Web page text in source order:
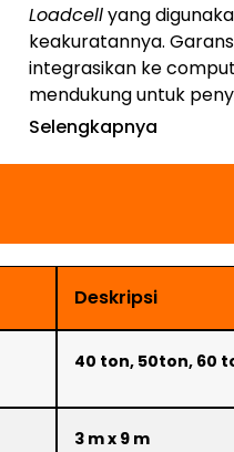
Loadcellyang
keakuratannya.
integrasikan ke
mendukung untuk
Selengkapnya
Deskripsi
40 ton, 50ton, 60
3 m x 9 m